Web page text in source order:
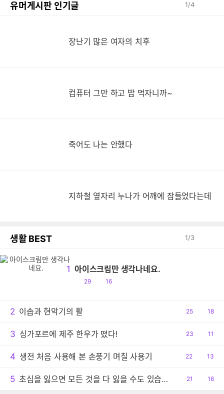
유머게시판 인기글 1/4
장난기 많은 여자의 치후
컴퓨터 그만 하고 밥 먹자니까~
죽어도 나는 안했다
지하철 옆자리 누나가 어깨에 잠들었다는데
생활 BEST 1/3
1 아이스크림만 생각나네요.
공
29
댓
16
2 이솝과 현악기의 활
공
25
댓
18
3 싱가포르에 제주 한우가 떴다!
공
23
댓
11
4 생전 처음 사용해 본 손풍기 며칠 사용기
공
22
댓
13
5 초심을 잃으면 모든 것을 다 잃을 수도 있습니다
공
21
댓
16